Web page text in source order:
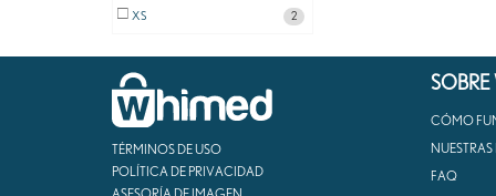
2
XS
TÉRMINOS DE USO
POLÍTICA DE PRIVACIDAD
ASESORÍA DE IMAGEN
CÓMO
FAQ